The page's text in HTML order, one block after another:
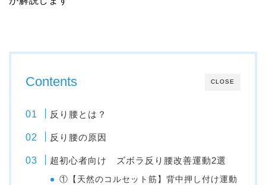
CLOSE
Contents
反り腰とは？
反り腰の原因
超初心者向け ズボラ反り腰改善運動2選
①【天然のコルセット筋】背中押し付け運動